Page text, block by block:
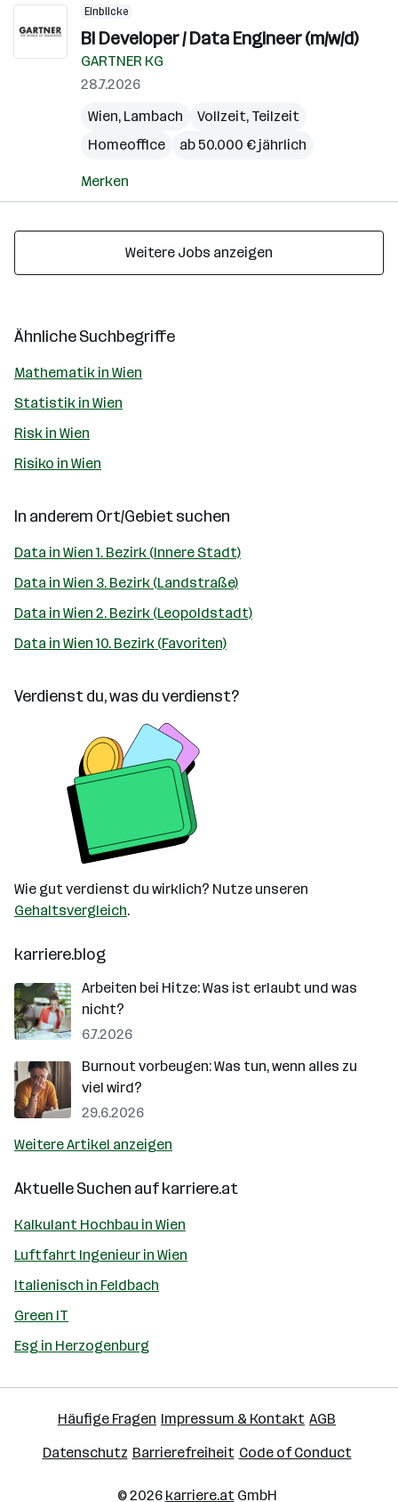
Einblicke
BI Developer / Data Engineer (m/w/d)
GARTNER KG
28.7.2026
Wien, Lambach
Vollzeit, Teilzeit
Homeoffice
ab 50.000 € jährlich
Merken
Weitere Jobs anzeigen
Ähnliche Suchbegriffe
Mathematik in Wien
Statistik in Wien
Risk in Wien
Risiko in Wien
In anderem Ort/Gebiet suchen
Data in Wien 1. Bezirk (Innere Stadt)
Data in Wien 3. Bezirk (Landstraße)
Data in Wien 2. Bezirk (Leopoldstadt)
Data in Wien 10. Bezirk (Favoriten)
Verdienst du, was du verdienst?
Wie gut verdienst du wirklich? Nutze unseren
Gehaltsvergleich.
karriere.blog
Arbeiten bei Hitze: Was ist erlaubt und was
nicht?
6.7.2026
Burnout vorbeugen: Was tun, wenn alles zu
viel wird?
29.6.2026
Weitere Artikel anzeigen
Aktuelle Suchen aufkarriere.at
Kalkulant Hochbau in Wien
Luftfahrt Ingenieur in Wien
Italienisch in Feldbach
Green IT
Esg in Herzogenburg
Häufige Fragen Impressum & Kontakt AGB
Datenschutz Barrierefreiheit Code of Conduct
© 2026 karriere.atGmbH